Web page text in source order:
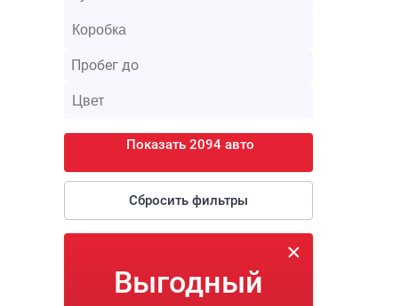
Показать 2094 авто
Сбросить фильтры
Выгодный